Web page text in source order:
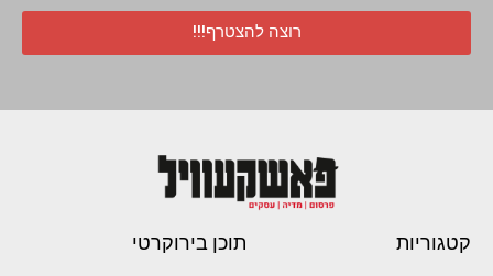
רוצה להצטרף!!!
קטגוריות תוכן בירוקרטי